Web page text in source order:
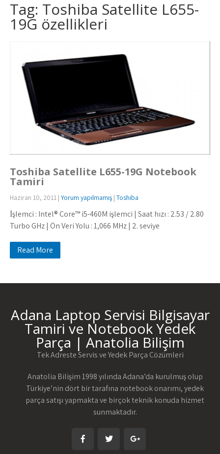
Tag: Toshiba Satellite L655-
19G özellikleri
Toshiba Satellite L655-19G Notebook
Tamiri
Haziran 10, 2011 | Yorum yapılmamış | Toshiba
İşlemci : Intel® Core™ i5-460M işlemci | Saat hızı : 2.53 / 2.80
Turbo GHz | Ön Veri Yolu : 1,066 MHz | 2. seviye
Read More
Adana Laptop Servisi Bilgisayar
Tamiri ve Notebook Yedek
Parça | Anatolia Bilişim
Tek Adreste Servis ve Yedek Parça Çözümleri
Anatolia Bilişim 1998 yılında Adana’da kurulmuş olup
Türkiye’nin dört bir tarafına notebook onarımı, yedek
parça satışı yapmakta ve birçok teknik konuda hizmet
sunmaktadır.